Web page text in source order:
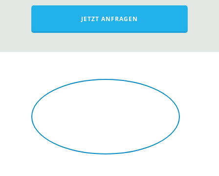
JETZT ANFRAGEN